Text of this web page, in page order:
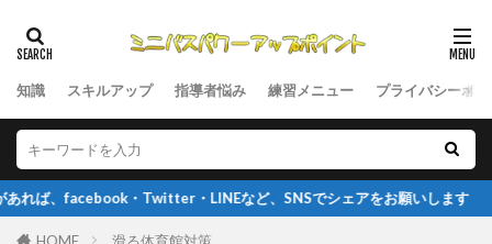
知識 スキルアップ 指導者悩み 練習メニュー プライバシーポ
、facebook・Twitter・LINEなど、SNSでシェアをお願いします
HOME 滑る体育館対策